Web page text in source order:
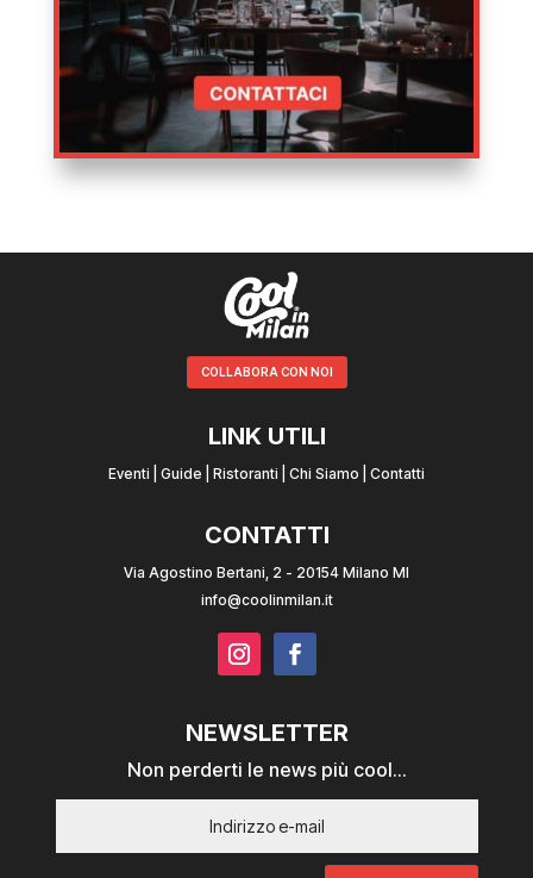
COLLABORA CON NOI
LINK UTILI
Eventi Guide Ristoranti Chi Siamo Contatti
CONTATTI
Via Agostino Bertani, 2 - 20154 Milano MI
info@coolinmilan.it
NEWSLETTER
Non perderti le news più cool...